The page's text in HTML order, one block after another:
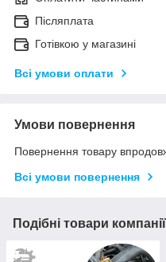
Післяплата
Готівкою у магазині
Всі умови оплати
Умови повернення
Повернення товару
Всі умови повернення
Подібні товари компанії